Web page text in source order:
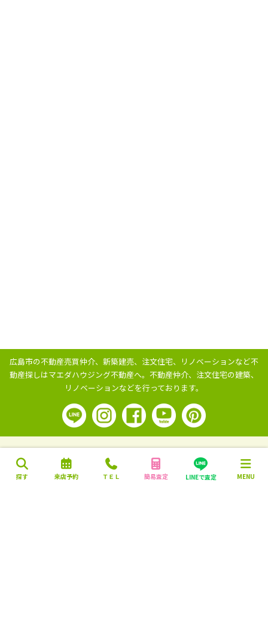
探す 来店予約 ＴＥＬ 簡易査定 LINEで査定 MENU
広島市の不動産売買仲介、新築建売、注文住宅、リノベーションなど不
動産探しはマエダハウジング不動産へ。 不動産仲介、注文住宅の建築、
リノベーションなどを行っております。